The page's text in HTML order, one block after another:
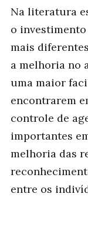
Na literatura
o
mais
a melhoria no
uma maior
encontrarem
controle de
importantes
melhoria das
entre os